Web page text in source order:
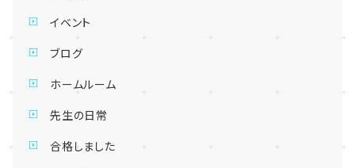
イベント
ブログ
ホームルーム
先生の日常
合格しました